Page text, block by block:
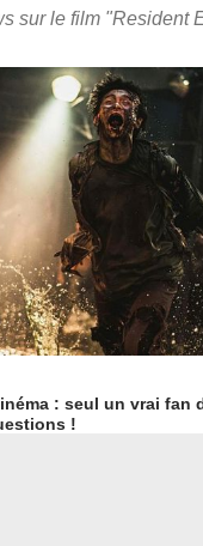
sur le film "Resident
: seul un vrai fan
!